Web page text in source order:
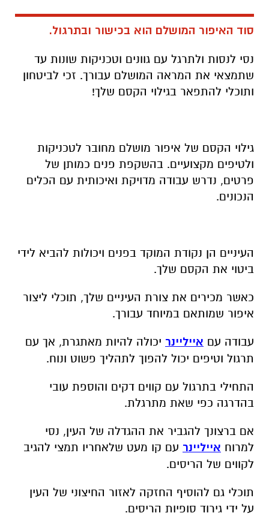
סוד האיפור המושלם הוא בכישור ובתרגול.
נסי לנסות ולתרגל עם גוונים וטכניקות שונות עד
שתמצאי את המראה המושלם עבורך. זכי לביטחון
ותוכלי להתפאר בגילוי הקסם שלך!
גילוי הקסם של איפור מושלם מחובר לטכניקות
ולטיפים מקצועיים. בהשקפת פנים כמותן של
פרטים, נדרש עבודה מדויקת ואיכותית עם הכלים
הנכונים.
העיניים הן נקודת המוקד בפנים ויכולות להביא לידי
ביטוי את הקסם שלך.
כאשר מכירים את צורת העיניים שלך, תוכלי ליצור
איפור שמותאם במיוחד עבורך.
עבודה עם אייליינר יכולה להיות מאתגרת, אך עם
תרגול וטיפים יכול להפוך לתהליך פשוט ונוח.
התחילי בתרגול עם קווים דקים והוספת עובי
בהדרגה כפי שאת מתרגלת.
אם ברצונך להגביר את ההגדלה של העין, נסי
למרוח אייליינר עם קו מעט שלאחריו תמצי להגיב
לקווים של הריסים.
תוכלי גם להוסיף החזקה לאזור החיצוני של העין
על ידי גירוד סופיות הריסים.